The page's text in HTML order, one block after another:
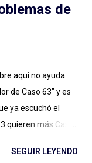
de
aquí no ayuda:
de Caso 63" y es
ya escuchó el
quieren más Caso
de podcasts de
SEGUIR LEYENDO